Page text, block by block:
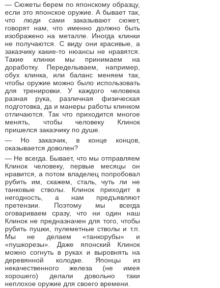
— Сюжеты берем по японскому образцу,
если это японское оружие. А бывает так,
что люди сами заказывают сюжет,
говорят нам, что именно должно быть
изображено на металле. Иногда клинки
не получаются. С виду они красивые, а
заказчику какие-то нюансы не нравятся.
Такие клинки мы принимаем на
доработку. Переделываем, например,
обух клинка, или баланс меняем так,
чтобы оружие можно было использовать
для тренировки. У каждого человека
разная рука, различная физическая
подготовка, да и манеры работы клинком
отличаются. Так что приходится многое
менять, чтобы человеку Клинок
пришелся заказчику по душе.
— Но заказчик, в конце концов,
оказывается доволен?
— Не всегда. Бывает, что мы отправляем
Клинок человеку, первые месяцы он
нравится, а потом владелец попробовал
рубить им, скажем, сталь, чуть ли не
танковые стволы. Клинок приходит в
негодность, а нам предъявляют
претензии. Поэтому мы всегда
оговариваем сразу, что ни один наш
Клинок не предназначен для того, чтобы
рубить пушки, пулеметные стволы и т.п.
Мы не делаем «танкорубы» и
«пушкорезы». Даже японский Клинок
можно согнуть в руках и выровнять на
деревянной колодке. Японцы из
некачественного железа (не имея
хорошего) делали довольно таки
неплохое оружие для своего времени.